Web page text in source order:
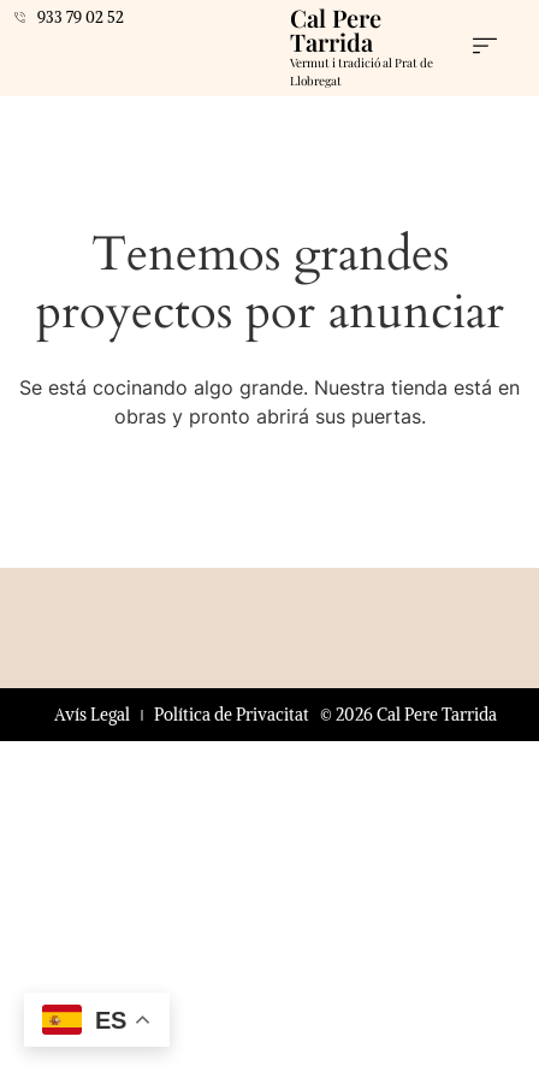
933 79 02 52 Cal Pere
Tarrida
Vermut i tradició al Prat de
Llobregat
Tenemos grandes
proyectos por anunciar
Se está cocinando algo grande. Nuestra tienda está en
obras y pronto abrirá sus puertas.
© 2026 Cal Pere Tarrida
Avís Legal Política de Privacitat
ES